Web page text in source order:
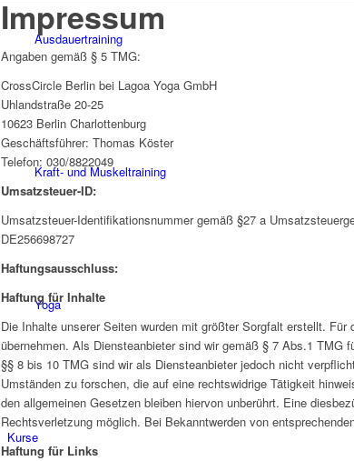
Ausdauertraining
Kraft- und Muskeltraining
Yoga
Kurse
Impressum
Angaben gemäß § 5 TMG:
CrossCircle Berlin bei Lagoa Yoga GmbH
Uhlandstraße 20-25
10623 Berlin Charlottenburg
Geschäftsführer: Thomas Köster
Telefon: 030/8822049
Umsatzsteuer-ID:
Umsatzsteuer-Identifikationsnummer gemäß §27 a
DE256698727
Haftungsausschluss:
Haftung für Inhalte
Die Inhalte unserer Seiten wurden mit größter Sorgfalt erstellt.
übernehmen. Als Diensteanbieter sind wir gemäß § 7 Abs.1 TMG
§§ 8 bis 10 TMG sind wir als Diensteanbieter jedoch nicht
Umständen zu forschen, die auf eine rechtswidrige Tätigkeit
den allgemeinen Gesetzen bleiben hiervon unberührt. Eine
Rechtsverletzung möglich. Bei Bekanntwerden von
Haftung für Links